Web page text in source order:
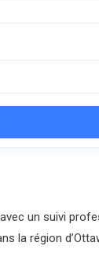
un suivi
la région